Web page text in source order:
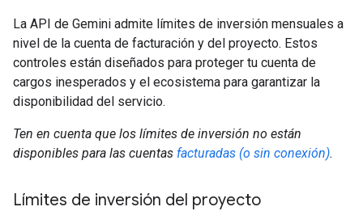
La API de Gemini admite límites de inversión mensuales a
nivel de la cuenta de facturación y del proyecto. Estos
controles están diseñados para proteger tu cuenta de
cargos inesperados y el ecosistema para garantizar la
disponibilidad del servicio.
Ten en cuenta que los límites de inversión no están
disponibles para las cuentas facturadas (o sin conexión).
Límites de inversión del proyecto